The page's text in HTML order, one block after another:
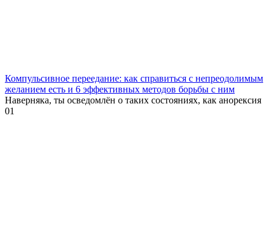
Компульсивное переедание: как справиться с непреодолимым
желанием есть и 6 эффективных методов борьбы с ним
Наверняка, ты осведомлён о таких состояниях, как анорексия
01